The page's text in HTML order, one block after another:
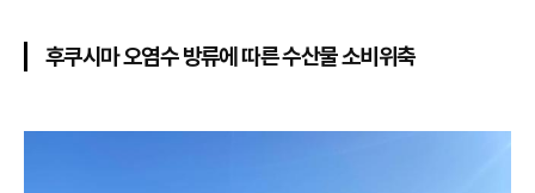
후쿠시마 오염수 방류에 따른 수산물 소비위축